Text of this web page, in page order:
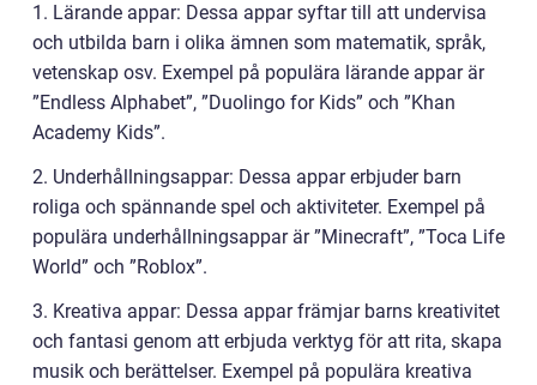
1. Lärande appar: Dessa appar syftar till att undervisa
och utbilda barn i olika ämnen som matematik, språk,
vetenskap osv. Exempel på populära lärande appar är
”Endless Alphabet”, ”Duolingo for Kids” och ”Khan
Academy Kids”.
2. Underhållningsappar: Dessa appar erbjuder barn
roliga och spännande spel och aktiviteter. Exempel på
populära underhållningsappar är ”Minecraft”, ”Toca Life
World” och ”Roblox”.
3. Kreativa appar: Dessa appar främjar barns kreativitet
och fantasi genom att erbjuda verktyg för att rita, skapa
musik och berättelser. Exempel på populära kreativa